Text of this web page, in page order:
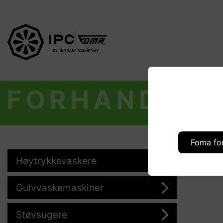
Foma
FORHANDLER
Høytrykksvaskere
Gulvvaskemaskiner
Støvsugere